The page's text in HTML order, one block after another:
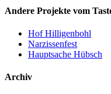
Andere Projekte vom
Hof Hilligenbohl
Narzissenfest
Hauptsache Hübsch
Archiv